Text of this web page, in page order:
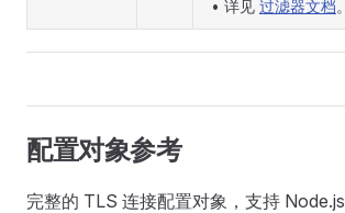
• 详见 过滤器文档。
配置对象参考
完整的 TLS 连接配置对象，支持 Node.js